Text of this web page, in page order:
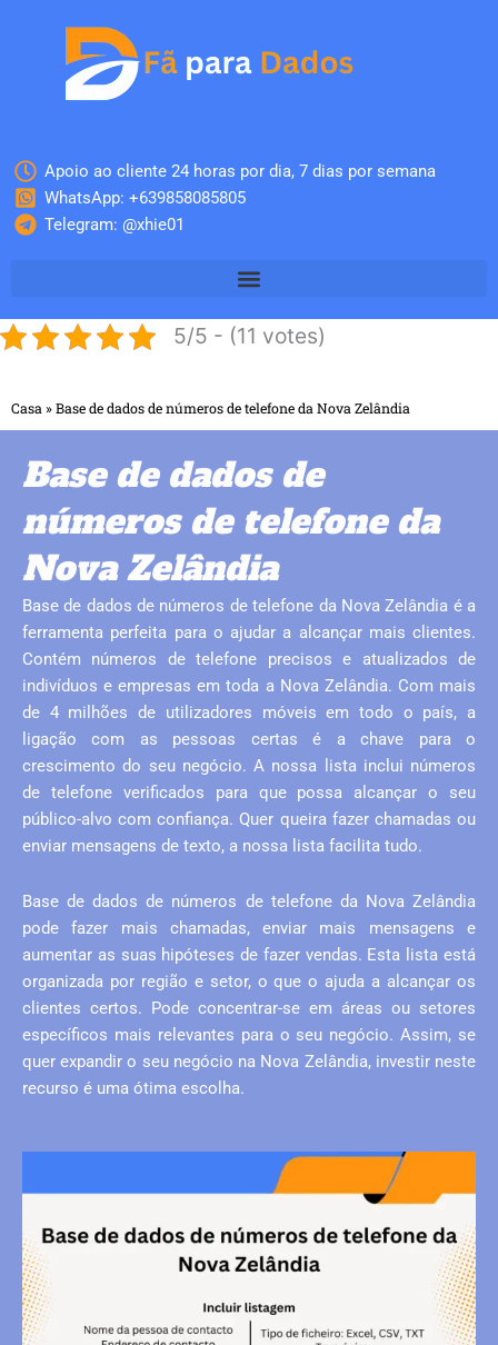
Apoio ao cliente 24 horas por dia, 7 dias por semana
WhatsApp: +639858085805
Telegram: @xhie01
5/5 - (11 votes)
Casa »Base de dados de números de telefone da Nova Zelândia
Base de dados de
números de telefone da
Nova Zelândia
Base de dados de números de telefone da Nova Zelândia é a
ferramenta perfeita para o ajudar a alcançar mais clientes.
Contém números de telefone precisos e atualizados de
indivíduos e empresas em toda a Nova Zelândia. Com mais
de 4 milhões de utilizadores móveis em todo o país, a
ligação com as pessoas certas é a chave para o
crescimento do seu negócio. A nossa lista inclui números
de telefone verificados para que possa alcançar o seu
público-alvo com confiança. Quer queira fazer chamadas ou
enviar mensagens de texto, a nossa lista facilita tudo.
Base de dados de números de telefone da Nova Zelândia
pode fazer mais chamadas, enviar mais mensagens e
aumentar as suas hipóteses de fazer vendas. Esta lista está
organizada por região e setor, o que o ajuda a alcançar os
clientes certos. Pode concentrar-se em áreas ou setores
específicos mais relevantes para o seu negócio. Assim, se
quer expandir o seu negócio na Nova Zelândia, investir neste
recurso é uma ótima escolha.